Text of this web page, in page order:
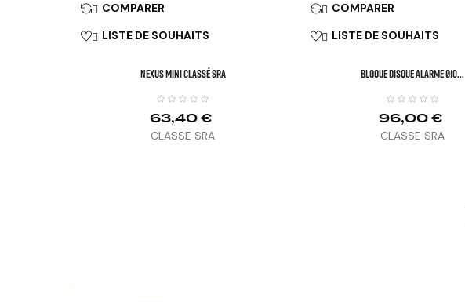
 COMPARER
 LISTE DE SOUHAITS
NEXUS MINI Classé SRA
63,40 €
CLASSE SRA
 COMPARER
 LISTE DE SOUHAITS
BLOQUE DISQUE ALARME Ø10...
96,00 €
CLASSE SRA